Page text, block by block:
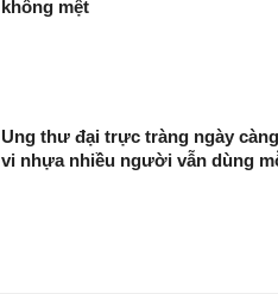
không mệt
Ung thư đại trực tràng ngày
vi nhựa nhiều người vẫn dùng